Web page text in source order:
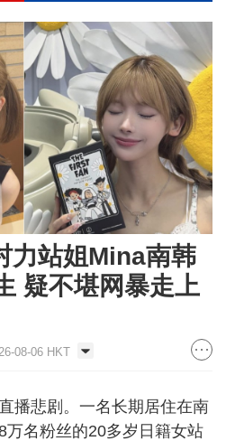
力站姐Mina南韩
疑不堪网暴走上
08-06 HKT
播悲剧。一名长期居住在南
万名粉丝的20多岁日籍女站